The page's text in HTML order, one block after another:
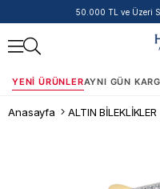
50.000 TL ve Üzeri
YENI ÜRÜNLERAYNI GÜN
Anasayfa ALTIN BİLEKLİKLER